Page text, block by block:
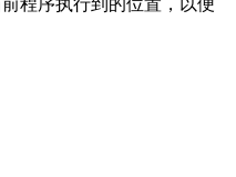
程序执行到的位置，以便